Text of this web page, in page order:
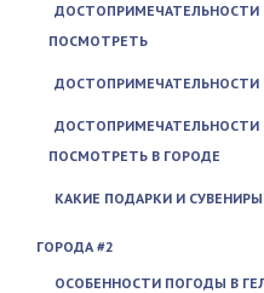
ДОСТОПРИМЕЧАТЕЛЬНОСТИ
ПОСМОТРЕТЬ
ДОСТОПРИМЕЧАТЕЛЬНОСТИ
ДОСТОПРИМЕЧАТЕЛЬНОСТИ
ПОСМОТРЕТЬ В ГОРОДЕ
КАКИЕ ПОДАРКИ И
ГОРОДА #2
ОСОБЕННОСТИ ПОГОДЫ В